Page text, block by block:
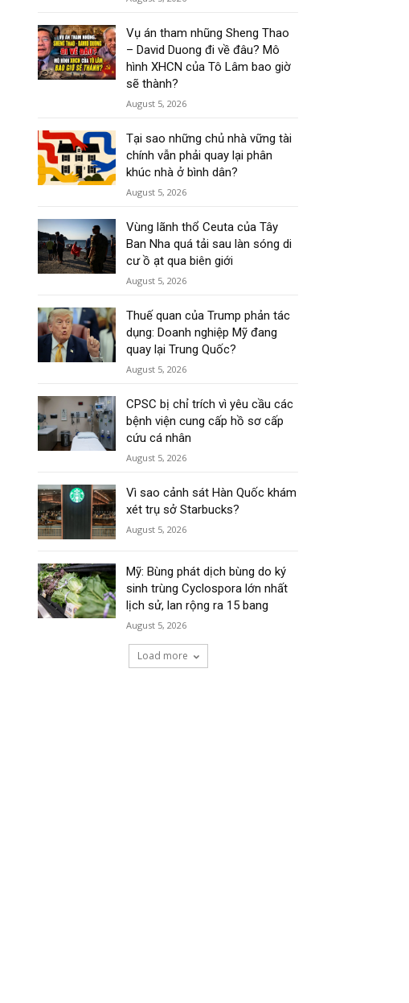
Vụ án tham nhũng Sheng Thao
– David Duong đi về đâu? Mô
hình XHCN của Tô Lâm bao giờ
sẽ thành?
August 5, 2026
Tại sao những chủ nhà vững tài
chính vẫn phải quay lại phân
khúc nhà ở bình dân?
August 5, 2026
Vùng lãnh thổ Ceuta của Tây
Ban Nha quá tải sau làn sóng di
cư ồ ạt qua biên giới
August 5, 2026
Thuế quan của Trump phản tác
dụng: Doanh nghiệp Mỹ đang
quay lại Trung Quốc?
August 5, 2026
CPSC bị chỉ trích vì yêu cầu các
bệnh viện cung cấp hồ sơ cấp
cứu cá nhân
August 5, 2026
Vì sao cảnh sát Hàn Quốc khám
xét trụ sở Starbucks?
August 5, 2026
Mỹ: Bùng phát dịch bùng do ký
sinh trùng Cyclospora lớn nhất
lịch sử, lan rộng ra 15 bang
August 5, 2026
Load more